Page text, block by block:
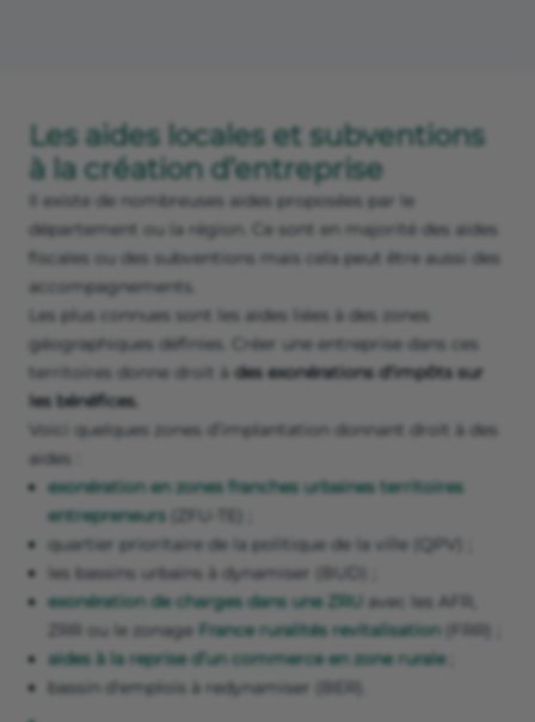
Les aides locales et subventions
à la création d’entreprise
Il existe de nombreuses aides proposées par le
département ou la région. Ce sont en majorité des aides
fiscales ou des subventions mais cela peut être aussi des
accompagnements.
Les plus connues sont les aides liées à des zones
géographiques définies. Créer une entreprise dans ces
territoires donne droit à des exonérations d'impôts sur
les bénéfices.
Voici quelques zones d’implantation donnant droit à des
aides :
exonération en zones franches urbaines territoires
entrepreneurs
quartier prioritaire de la politique de la ville (QPV) ;
les bassins urbains à dynamiser (BUD) ;
exonération de charges dans une ZRU avec les AFR,
ZRR ou le zonage France ruralités revitalisation (FRR) ;
aides à la reprise d’un commerce en zone rurale;
bassin d'emplois à redynamiser (BER).